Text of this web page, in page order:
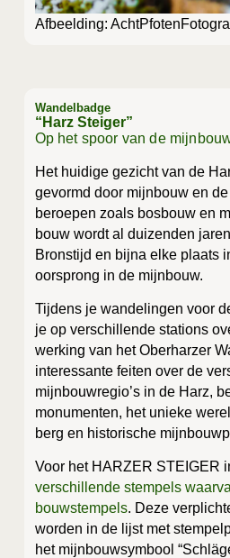
Afbeel­ding:
Wandelbadge
“Harz Steiger”
Op het spoor van de
Het hui­di­ge gezicht van de
gevormd door mijn­bouw en
beroe­pen zoals bos­bouw en
bouw wordt al dui­zen­den
Brons­tijd en bij­na elke plaats
oor­sprong in de mijnbouw.
Tij­dens je wan­de­lin­gen voor
je op ver­schil­len­de sta­ti­ons
wer­king van het Ober­har­zer
inte­res­san­te fei­ten over de
mijnbouwregio’s in de Harz,
monu­men­ten, het unie­ke
berg en his­to­ri­sche
Voor het HARZER STEIGER
ver­schil­len­de stem­pels
bouw­stem­pels. Deze
wor­den in de lijst met
het mijn­bouw­sym­bool